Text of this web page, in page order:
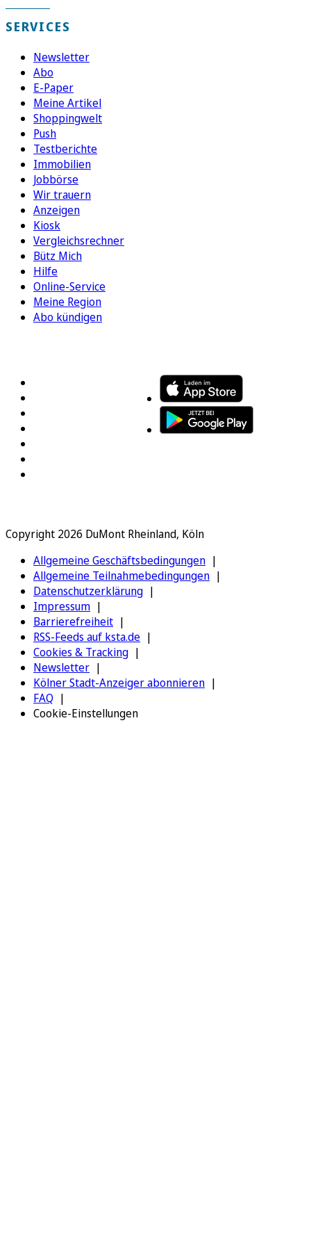
SERVICES
Newsletter
Abo
E-Paper
Meine Artikel
Shoppingwelt
Push
Testberichte
Immobilien
Jobbörse
Wir trauern
Anzeigen
Kiosk
Vergleichsrechner
Bütz Mich
Hilfe
Online-Service
Meine Region
Abo kündigen
Copyright 2026 DuMont Rheinland, Köln
Allgemeine Geschäftsbedingungen
Allgemeine Teilnahmebedingungen
Datenschutzerklärung
Impressum
Barrierefreiheit
RSS-Feeds auf ksta.de
Cookies & Tracking
Newsletter
Kölner Stadt-Anzeiger abonnieren
FAQ
Cookie-Einstellungen